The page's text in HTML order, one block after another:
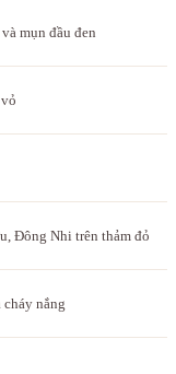
mụn đầu đen
Đông Nhi trên thảm đỏ
cháy nắng